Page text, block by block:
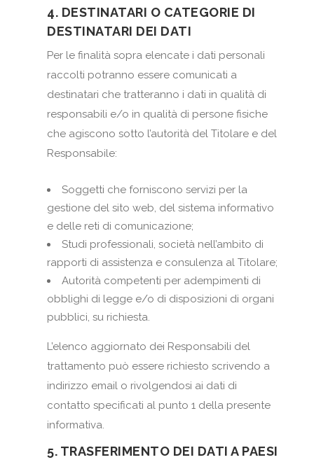
4. DESTINATARI O CATEGORIE DI
DESTINATARI DEI DATI
Per le finalità sopra elencate i dati personali
raccolti potranno essere comunicati a
destinatari che tratteranno i dati in qualità di
responsabili e/o in qualità di persone fisiche
che agiscono sotto l’autorità del Titolare e del
Responsabile:
Soggetti che forniscono servizi per la
gestione del sito web, del sistema informativo
e delle reti di comunicazione;
Studi professionali, società nell’ambito di
rapporti di assistenza e consulenza al Titolare;
Autorità competenti per adempimenti di
obblighi di legge e/o di disposizioni di organi
pubblici, su richiesta.
L’elenco aggiornato dei Responsabili del
trattamento può essere richiesto scrivendo a
indirizzo email o rivolgendosi ai dati di
contatto specificati al punto 1 della presente
informativa.
5. TRASFERIMENTO DEI DATI A PAESI